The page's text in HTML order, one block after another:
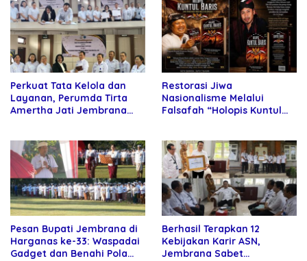
Perkuat Tata Kelola dan
Layanan, Perumda Tirta
Amertha Jati Jembrana
Restorasi Jiwa
Nasionalisme Melalui
Falsafah “Holopis Kuntul
Pesan Bupati Jembrana di
Harganas ke-33: Waspadai
Gadget dan Benahi Pola
Berhasil Terapkan 12
Kebijakan Karir ASN,
Jembrana Sabet